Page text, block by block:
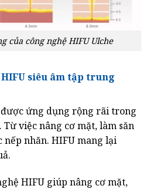
của công nghệ HIFU Ulche
siêu âm tập trung
được ứng dụng rộng rãi trong
việc nâng cơ mặt, làm săn
nếp nhăn. HIFU mang lại
HIFU giúp nâng cơ mặt,